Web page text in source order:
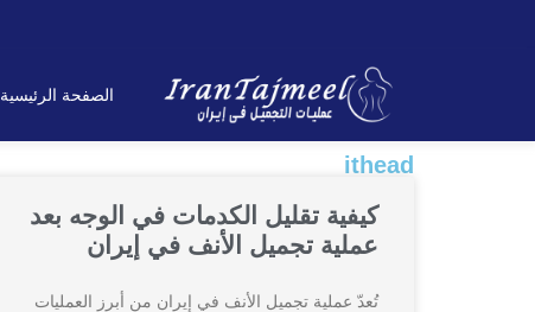
الصفحة الرئیسیة
ithead
كيفية تقليل الكدمات في الوجه بعد
عملية تجميل الأنف في إيران
تُعدّ عملية تجميل الأنف في إيران من أبرز العمليات